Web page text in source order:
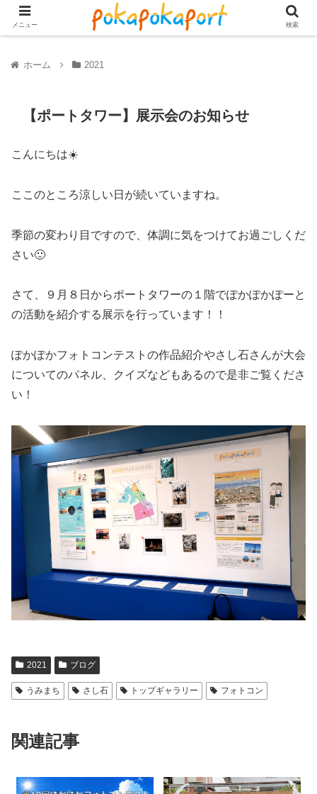
ホーム 2021
【ポートタワー】展示会のお知らせ
こんにちは☀️
ここのところ涼しい日が続いていますね。
季節の変わり目ですので、体調に気をつけてお過ごしくだ
さい🙂
さて、９月８日からポートタワーの１階でぽかぽかぽーと
の活動を紹介する展示を行っています！！
ぽかぽかフォトコンテストの作品紹介やさし石さんが大会
についてのパネル、クイズなどもあるので是非ご覧くださ
い！
2021 ブログ
うみまち さし石 トップギャラリー フォトコン
関連記事
メニュー 検索